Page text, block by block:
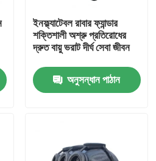
ইনফ্ল্যাটেবল রাবার ফ্যান্ডার
শক্তিশালী অশ্রু প্রতিরোধের
দ্রুত বায়ু ভরাট দীর্ঘ সেবা জীবন
অনুসন্ধান পাঠান